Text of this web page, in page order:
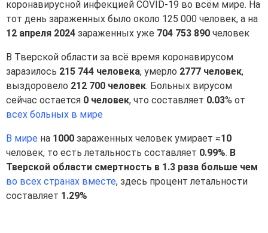
коронавирусной инфекцией COVID-19 во всём мире. На
тот день зараженных было около 125 000 человек, а на
12 апреля 2024 зараженных уже 704 753 890 человек
В Тверской области за всё время коронавирусом
заразилось 215 744 человека, умерло 2777 человек,
выздоровело 212 700 человек. Больных вирусом
сейчас остается 0 человек, что составляет 0.03% от
всех больных в мире
В мире на 1000 зараженных человек умирает ≈10
человек, то есть летальность составляет 0.99%. В
Тверской области смертность в 1.3 раза больше чем
во всех странах вместе, здесь процент летальности
составляет 1.29%